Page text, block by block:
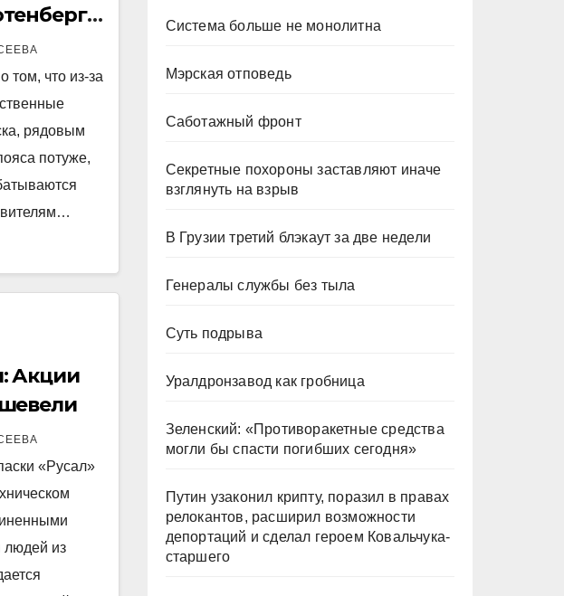
том, что из-за
рядовым
потуже,
Акции
«Русал»
людей из
Система больше не монолитна
Мэрская отповедь
Саботажный фронт
Секретные похороны заставляют иначе
взглянуть на взрыв
В Грузии третий блэкаут за две недели
Генералы службы без тыла
Суть подрыва
Уралдронзавод как гробница
Зеленский: «Противоракетные средства
могли бы спасти погибших сегодня»
Путин узаконил крипту, поразил в правах
релокантов, расширил возможности
депортаций и сделал героем Ковальчука-
старшего